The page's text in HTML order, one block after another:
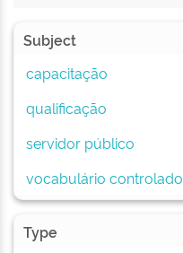
Subject
capacitação
qualificação
servidor público
vocabulário controlado
Type